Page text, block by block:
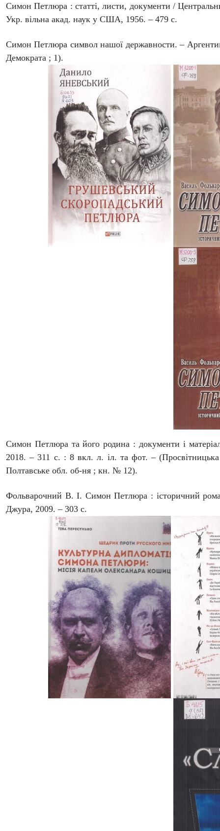
Симон Петлюра : статті, листи, документи /
Укр. вільна акад. наук у США, 1956. – 479 с.
Симон Петлюра символ нашої державности. –
Демократа ; 1).
Симон Петлюра та його родина : документи і
2018. – 311 с. : 8 вкл. л. іл. та фот. –
Полтавське обл. об-ня ; кн. № 12).
Фольварочний В. І. Симон Петлюра : історичний
Джура, 2009. – 303 с.